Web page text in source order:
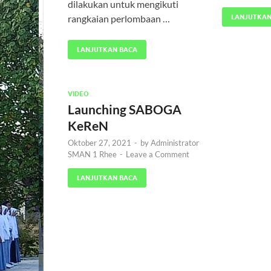
dilakukan untuk mengikuti
rangkaian perlombaan …
LANJUTKAN BACA
VIDEO
Launching SABOGA
KeReN
Oktober 27, 2021 - byAdministrator
SMAN 1 Rhee - Leave a Comment
LANJUTKAN BACA